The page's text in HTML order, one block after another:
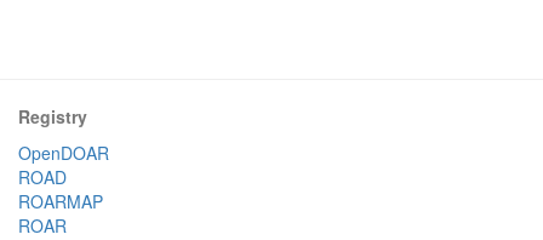
Registry
OpenDOAR
ROAD
ROARMAP
ROAR